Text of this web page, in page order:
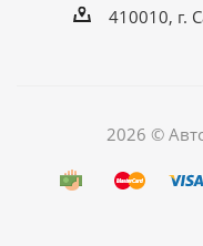
410010, г.
2026 ©